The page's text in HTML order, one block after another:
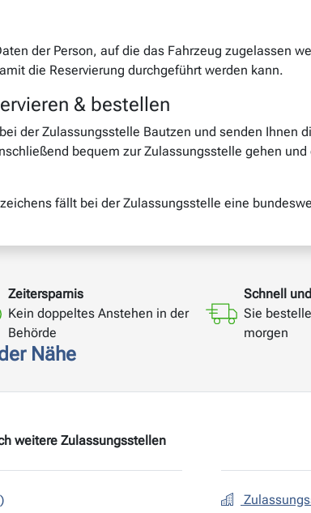
der Person, auf die das Fahrzeug zugelassen
die Reservierung durchgeführt werden kann.
& bestellen
der Zulassungsstelle Bautzen und senden Ihnen
bequem zur Zulassungsstelle gehen
fällt bei der Zulassungsstelle eine
Zeitersparnis
Kein doppeltes Anstehen in der
Behörde
Schnell
Sie
morgen
Nähe
weitere Zulassungsstellen